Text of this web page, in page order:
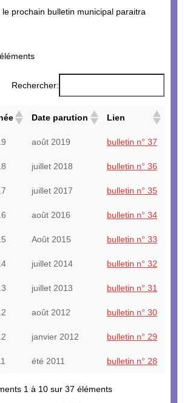
le prochain bulletin municipal paraitra
éléments
Rechercher:
Date parution Lien
août 2019 bulletin n° 37
juillet 2018 bulletin n° 36
juillet 2017 bulletin n° 35
août 2016 bulletin n° 34
Août 2015 bulletin n° 33
juillet 2014 bulletin n° 32
juillet 2013 bulletin n° 31
août 2012 bulletin n° 30
janvier 2012 bulletin n° 29
été 2011 bulletin n° 28
1 à 10 sur 37 éléments